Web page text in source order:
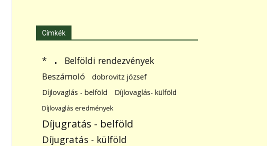
Címkék
* . Belföldi rendezvények
Beszámoló dobrovitz józsef
Díjlovaglás - belföld Díjlovaglás- külföld
Díjlovaglás eredmények
Díjugratás - belföld
Díjugratás - külföld